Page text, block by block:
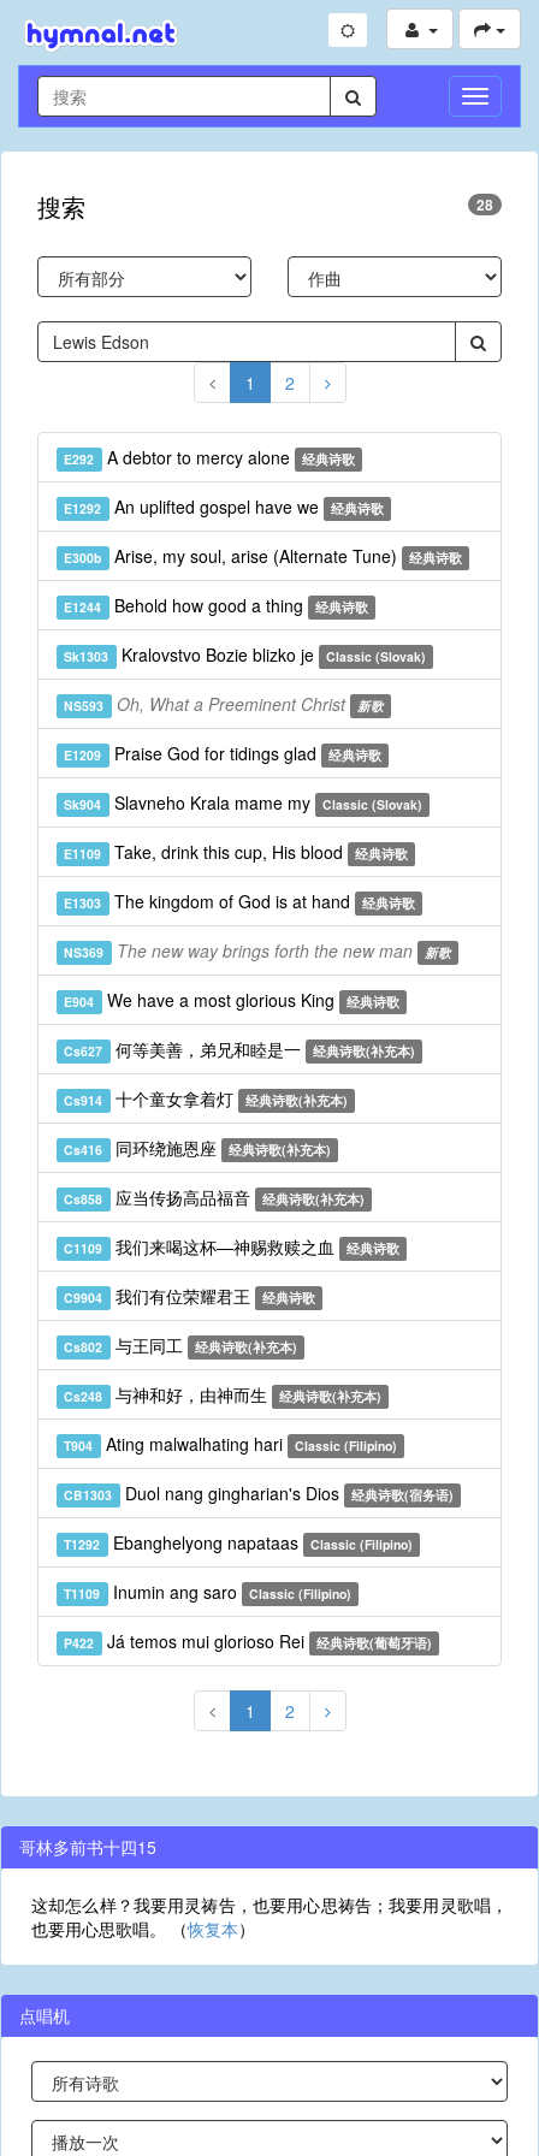
切
换
导
搜索 28
1 2
E292 A debtor to mercy alone 经典诗歌
E1292 An uplifted gospel have we 经典诗歌
E300b Arise, my soul, arise (Alternate Tune) 经典诗歌
E1244 Behold how good a thing 经典诗歌
Sk1303 Kralovstvo Bozie blizko je Classic (Slovak)
NS593 Oh, What a Preeminent Christ 新歌
E1209 Praise God for tidings glad 经典诗歌
Sk904 Slavneho Krala mame my Classic (Slovak)
E1109 Take, drink this cup, His blood 经典诗歌
E1303 The kingdom of God is at hand 经典诗歌
NS369 The new way brings forth the new man 新歌
E904 We have a most glorious King 经典诗歌
Cs627 何等美善，弟兄和睦是一 经典诗歌(补充本)
Cs914 十个童女拿着灯 经典诗歌(补充本)
Cs416 同环绕施恩座 经典诗歌(补充本)
Cs858 应当传扬高品福音 经典诗歌(补充本)
C1109 我们来喝这杯—神赐救赎之血 经典诗歌
C9904 我们有位荣耀君王 经典诗歌
Cs802 与王同工 经典诗歌(补充本)
Cs248 与神和好，由神而生 经典诗歌(补充本)
T904 Ating malwalhating hari Classic (Filipino)
CB1303 Duol nang gingharian's Dios 经典诗歌(宿务语)
T1292 Ebanghelyong napataas Classic (Filipino)
T1109 Inumin ang saro Classic (Filipino)
P422 Já temos mui glorioso Rei 经典诗歌(葡萄牙语)
1 2
哥林多前书十四15
这却怎么样？我要用灵祷告，也要用心思祷告；我要用灵歌唱，
也要用心思歌唱。 （恢复本）
点唱机